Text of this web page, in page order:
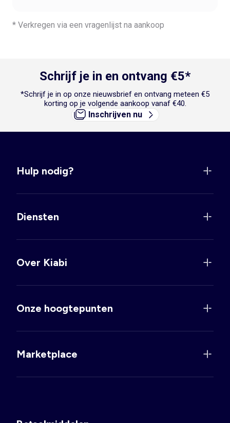
* Verkregen via een vragenlijst na aankoop
Schrijf je in en ontvang €5*
*Schrijf je in op onze nieuwsbrief en ontvang meteen €5
korting op je volgende aankoop vanaf €40.
Inschrijven nu
Hulp nodig?
Diensten
Over Kiabi
Onze hoogtepunten
Marketplace